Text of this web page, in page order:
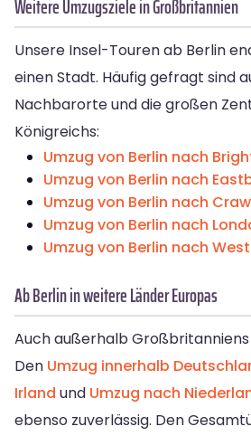
Weitere Umzugsziele in Großbritannien
Unsere Insel-Touren ab Berlin
einen Stadt. Häufig gefragt sind
Nachbarorte und die großen
Königreichs:
Umzug von Berlin nach
Umzug von Berlin nach
Umzug von Berlin nach
Umzug von Berlin nach
Umzug von Berlin nach
Ab Berlin in weitere Länder Europas
Auch außerhalb
Den Umzug innerhalb
Irland und Umzug nach
ebenso zuverlässig. Den